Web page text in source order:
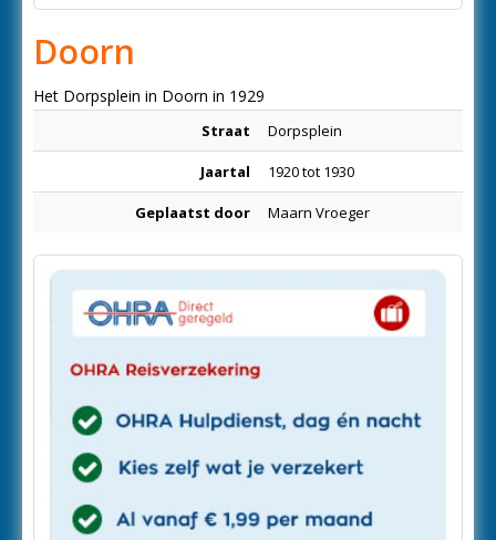
Doorn
Het Dorpsplein in Doorn in 1929
Straat Dorpsplein
Jaartal 1920 tot 1930
Geplaatst door Maarn Vroeger